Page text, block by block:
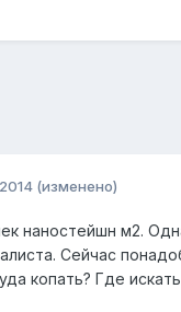
(изменено)
наностейшн м2.
Сейчас
копать? Где